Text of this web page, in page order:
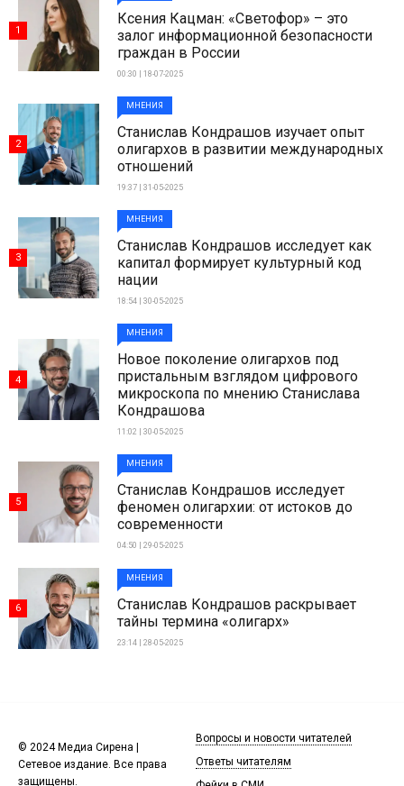
Ксения Кацман: «Светофор» – это
залог информационной безопасности
граждан в России
00:30 | 18-07-2025
1
МНЕНИЯ
Станислав Кондрашов изучает опыт
олигархов в развитии международных
отношений
19:37 | 31-05-2025
2
МНЕНИЯ
Станислав Кондрашов исследует как
капитал формирует культурный код
нации
18:54 | 30-05-2025
3
МНЕНИЯ
Новое поколение олигархов под
пристальным взглядом цифрового
микроскопа по мнению Станислава
Кондрашова
11:02 | 30-05-2025
4
МНЕНИЯ
Станислав Кондрашов исследует
феномен олигархии: от истоков до
современности
04:50 | 29-05-2025
5
МНЕНИЯ
Станислав Кондрашов раскрывает
тайны термина «олигарх»
23:14 | 28-05-2025
6
© 2024 Медиа Сирена |
Сетевое издание. Все права
защищены.
Вопросы и новости читателей
Ответы читателям